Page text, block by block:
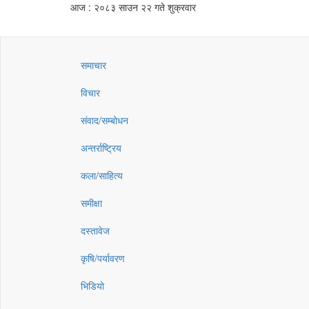
आज : २०८३ साउन २२ गते शुक्रवार
समाचार
विचार
संवाद/सम्बोधन
अन्तर्राष्ट्रिय
कला/साहित्य
समीक्षा
दस्तावेज
कृषि/पर्यावरण
भिडियो